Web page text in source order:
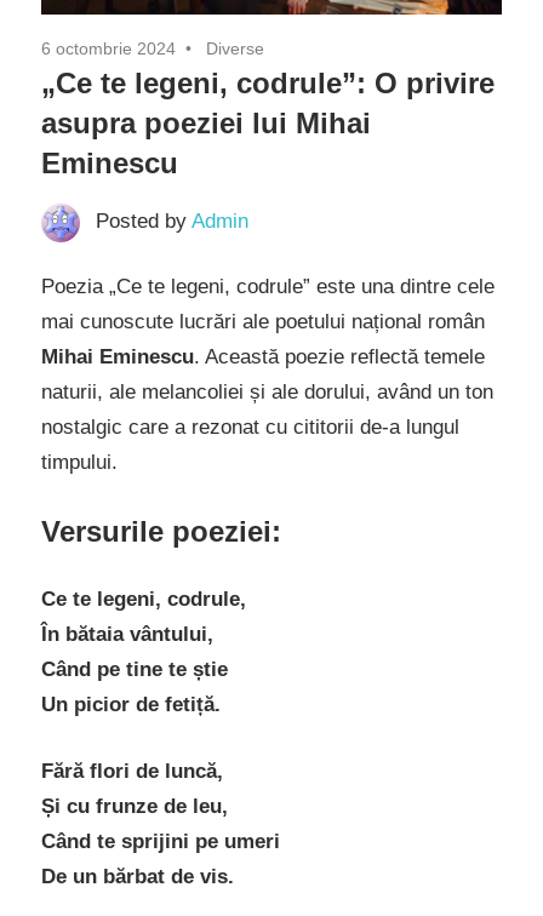
6 octombrie 2024 Diverse
„Ce te legeni, codrule”: O privire
asupra poeziei lui Mihai
Eminescu
Posted by Admin
Poezia „Ce te legeni, codrule” este una dintre cele
mai cunoscute lucrări ale poetului național român
Mihai Eminescu. Această poezie reflectă temele
naturii, ale melancoliei și ale dorului, având un ton
nostalgic care a rezonat cu cititorii de-a lungul
timpului.
Versurile poeziei:
Ce te legeni, codrule,
În bătaia vântului,
Când pe tine te știe
Un picior de fetiță.
Fără flori de luncă,
Și cu frunze de leu,
Când te sprijini pe umeri
De un bărbat de vis.